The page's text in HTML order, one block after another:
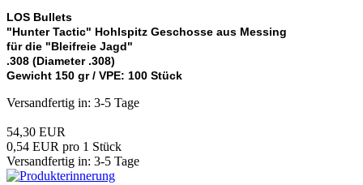
LOS Bullets
"Hunter Tactic" Hohlspitz Geschosse aus Messing
für die "Bleifreie Jagd"
.308 (Diameter .308)
Gewicht 150 gr / VPE: 100 Stück
Versandfertig in: 3-5 Tage
54,30 EUR
0,54 EUR pro 1 Stück
Versandfertig in: 3-5 Tage